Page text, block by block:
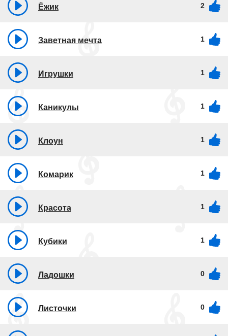
Ёжик 2
Заветная мечта 1
Игрушки 1
Каникулы 1
Клоун 1
Комарик 1
Красота 1
Кубики 1
Ладошки 0
Листочки 0